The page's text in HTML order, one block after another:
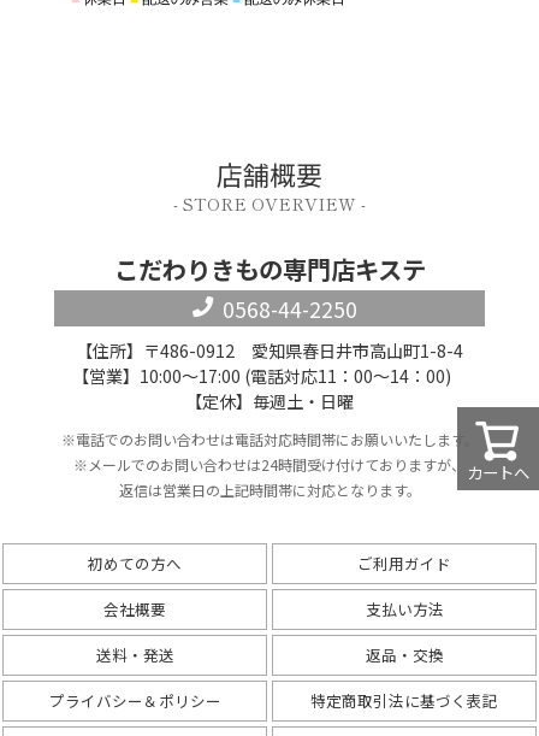
カートへ
店舗概要
- STORE OVERVIEW -
こだわりきもの専門店キステ
0568-44-2250
【住所】〒486-0912 愛知県春日井市高山町1-8-4
【営業】10:00～17:00 (電話対応11：00～14：00)
【定休】毎週土・日曜
※電話でのお問い合わせは電話対応時間帯にお願いいたします。
※メールでのお問い合わせは24時間受け付けておりますが、
返信は営業日の上記時間帯に対応となります。
初めての方へ
ご利用ガイド
会社概要
支払い方法
送料・発送
返品・交換
プライバシー＆ポリシー
特定商取引法に基づく表記